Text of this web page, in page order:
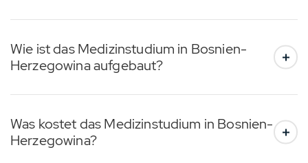
Wie ist das Medizinstudium in Bosnien-
Herzegowina aufgebaut?
Was kostet das Medizinstudium in Bosnien-
Herzegowina?